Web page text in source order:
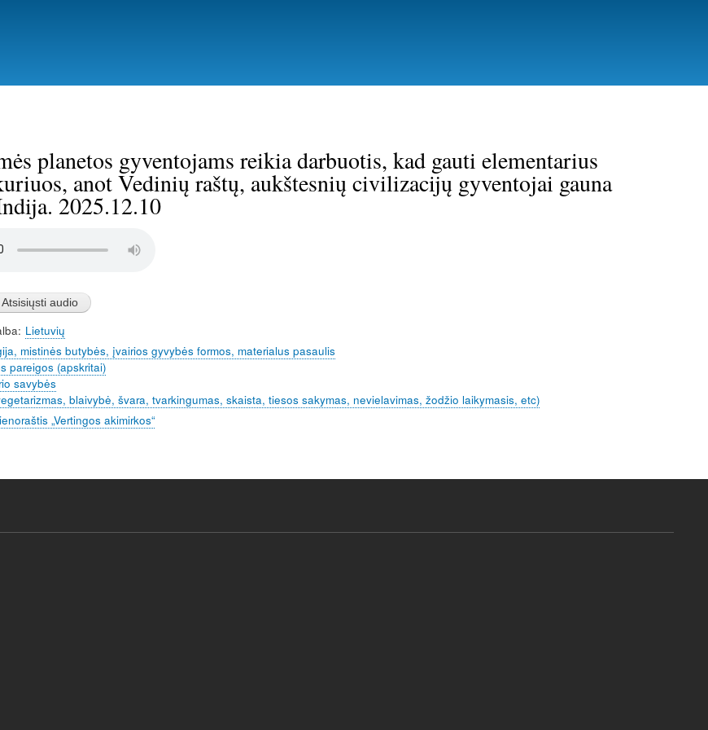
planetos gyventojams reikia darbuotis, kad gauti elementarius
anot Vedinių raštų, aukštesnių civilizacijų gyventojai gauna
2025.12.10
Lietuvių
mistinės butybės, įvairios gyvybės formos, materialus pasaulis
pareigos (apskritai)
savybės
blaivybė, švara, tvarkingumas, skaista, tiesos sakymas, nevielavimas, žodžio laikymasis, etc)
„Vertingos akimirkos“